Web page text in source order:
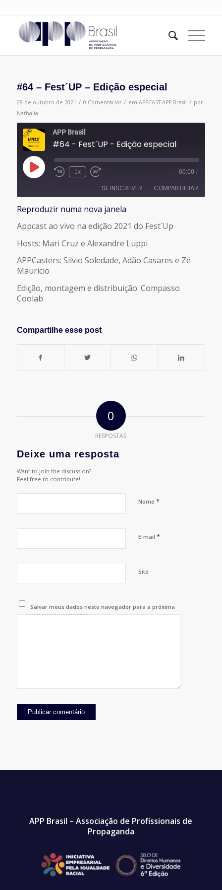
#64 – Fest´UP – Edição especial
28 de outubro de 2021 / 0 Comentários / em APPCAST APP Brasil / por
Nathalia
APP Brasil
#64 - Fest´UP - Edição especial
Reproduzir
episódio
1x 00:00 /
SE INSCREVER COMPARTILHAR
FEED RSS
INCORPORAR
Reproduzir numa nova janela
Appcast ao vivo na edição 2021 do Fest´Up
Hosts: Mari Cruz e Alexandre Luppi
APPCasters: Silvio Soledade, Adão Casares e Zé
Mauricio
Edição, montagem e distribuição: Compasso
Coolab
Compartilhe esse post
0
RESPOSTAS
Deixe uma resposta
Want to join the discussion?
Feel free to contribute!
Nome *
E-mail *
Site
Salvar meus dados neste navegador para a próxima
vez que eu comentar.
APP Brasil – Associação de Profissionais de
Propaganda